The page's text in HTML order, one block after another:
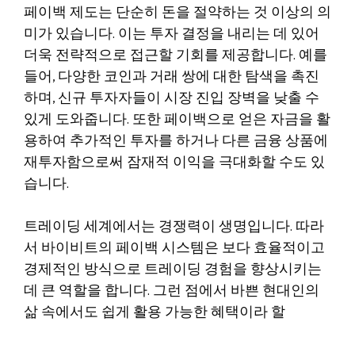
페이백 제도는 단순히 돈을 절약하는 것 이상의 의
미가 있습니다. 이는 투자 결정을 내리는 데 있어
더욱 전략적으로 접근할 기회를 제공합니다. 예를
들어, 다양한 코인과 거래 쌍에 대한 탐색을 촉진
하며, 신규 투자자들이 시장 진입 장벽을 낮출 수
있게 도와줍니다. 또한 페이백으로 얻은 자금을 활
용하여 추가적인 투자를 하거나 다른 금융 상품에
재투자함으로써 잠재적 이익을 극대화할 수도 있
습니다.
트레이딩 세계에서는 경쟁력이 생명입니다. 따라
서 바이비트의 페이백 시스템은 보다 효율적이고
경제적인 방식으로 트레이딩 경험을 향상시키는
데 큰 역할을 합니다. 그런 점에서 바쁜 현대인의
삶 속에서도 쉽게 활용 가능한 혜택이라 할